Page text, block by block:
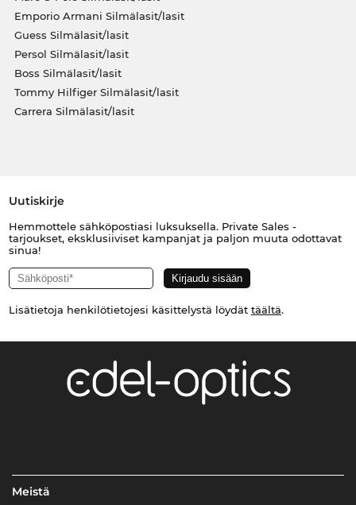
Emporio Armani Silmälasit/lasit
Guess Silmälasit/lasit
Persol Silmälasit/lasit
Boss Silmälasit/lasit
Tommy Hilfiger Silmälasit/lasit
Carrera Silmälasit/lasit
Uutiskirje
Hemmottele sähköpostiasi luksuksella. Private Sales -
tarjoukset, eksklusiiviset kampanjat ja paljon muuta odottavat
sinua!
Lisätietoja henkilötietojesi käsittelystä löydät täältä.
Meistä